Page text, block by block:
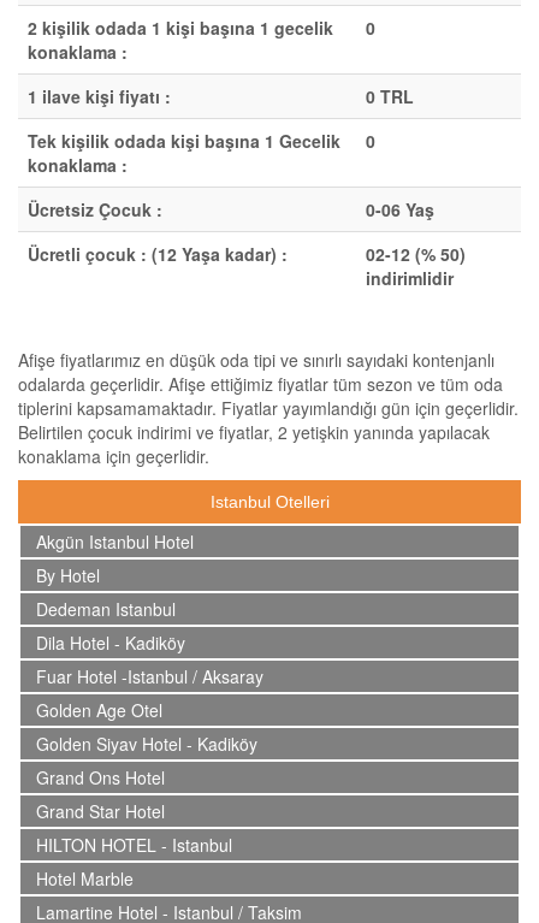
2 kişilik odada 1 kişi başına 1 gecelik
konaklama :
0
1 ilave kişi fiyatı :
0 TRL
Tek kişilik odada kişi başına 1 Gecelik
konaklama :
0
Ücretsiz Çocuk :
0-06 Yaş
Ücretli çocuk : (12 Yaşa kadar) :
02-12 (% 50)
indirimlidir
Afişe fiyatlarımız en düşük oda tipi ve sınırlı sayıdaki kontenjanlı
odalarda geçerlidir. Afişe ettiğimiz fiyatlar tüm sezon ve tüm oda
tiplerini kapsamamaktadır. Fiyatlar yayımlandığı gün için geçerlidir.
Belirtilen çocuk indirimi ve fiyatlar, 2 yetişkin yanında yapılacak
konaklama için geçerlidir.
Istanbul Otelleri
Akgün Istanbul Hotel
By Hotel
Dedeman Istanbul
Dila Hotel - Kadiköy
Fuar Hotel -Istanbul / Aksaray
Golden Age Otel
Golden Siyav Hotel - Kadiköy
Grand Ons Hotel
Grand Star Hotel
HILTON HOTEL - Istanbul
Hotel Marble
Lamartine Hotel - Istanbul / Taksim